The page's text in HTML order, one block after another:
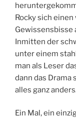
Rocky sich
Gewissensbisse
Inmitten der
unter einem
man als Leser
dann das Drama
alles ganz
Ein Mal, ein